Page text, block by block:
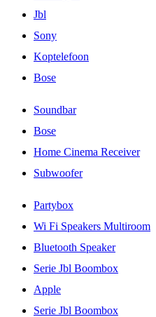
Jbl
Sony
Koptelefoon
Bose
Soundbar
Bose
Home Cinema Receiver
Subwoofer
Partybox
Wi Fi Speakers Multiroom
Bluetooth Speaker
Serie Jbl Boombox
Apple
Serie Jbl Boombox